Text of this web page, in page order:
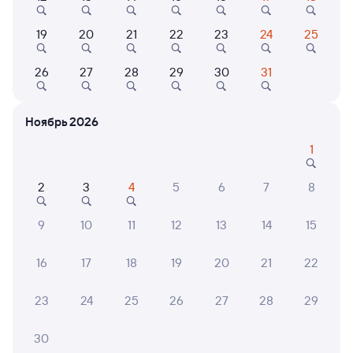
6 причин купить ж/д билеты
Онлайн-покупка за 4 минуты
Онлайн-возврат билетов без очереди в кассу
Выбор любимых мест на схемах вагонов
покупке
6,6
Гостевой дом
Гостевой дом Gold
2 ⁠512 ⁠₽
ещё 2
варианта
19 20 21 22 23 24 25
26 27 28 29 30 31
Ноябрь 2026
1
2 3 4 5 6 7 8
9 10 11 12 13 14 15
16 17 18 19 20 21 22
23 24 25 26 27 28 29
30